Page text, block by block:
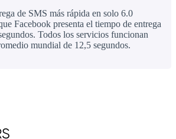
de SMS más rápida en solo 6.0
Facebook presenta el tiempo de entrega
Todos los servicios funcionan
mundial de 12,5 segundos.